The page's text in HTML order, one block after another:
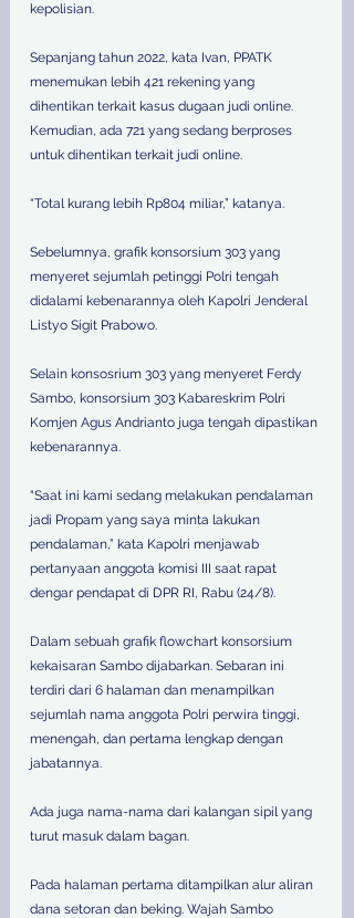
kepolisian.
Sepanjang tahun 2022, kata Ivan, PPATK
menemukan lebih 421 rekening yang
dihentikan terkait kasus dugaan judi online.
Kemudian, ada 721 yang sedang berproses
untuk dihentikan terkait judi online.
“Total kurang lebih Rp804 miliar,” katanya.
Sebelumnya, grafik konsorsium 303 yang
menyeret sejumlah petinggi Polri tengah
didalami kebenarannya oleh Kapolri Jenderal
Listyo Sigit Prabowo.
Selain konsosrium 303 yang menyeret Ferdy
Sambo, konsorsium 303 Kabareskrim Polri
Komjen Agus Andrianto juga tengah dipastikan
kebenarannya.
“Saat ini kami sedang melakukan pendalaman
jadi Propam yang saya minta lakukan
pendalaman,” kata Kapolri menjawab
pertanyaan anggota komisi III saat rapat
dengar pendapat di DPR RI, Rabu (24/8).
Dalam sebuah grafik flowchart konsorsium
kekaisaran Sambo dijabarkan. Sebaran ini
terdiri dari 6 halaman dan menampilkan
sejumlah nama anggota Polri perwira tinggi,
menengah, dan pertama lengkap dengan
jabatannya.
Ada juga nama-nama dari kalangan sipil yang
turut masuk dalam bagan.
Pada halaman pertama ditampilkan alur aliran
dana setoran dan beking. Wajah Sambo